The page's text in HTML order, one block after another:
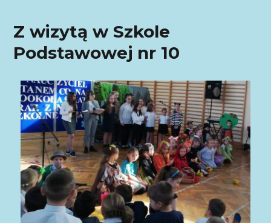
Z wizytą w Szkole
Podstawowej nr 10